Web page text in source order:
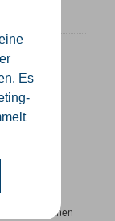
Es
-
-
bitte an einen